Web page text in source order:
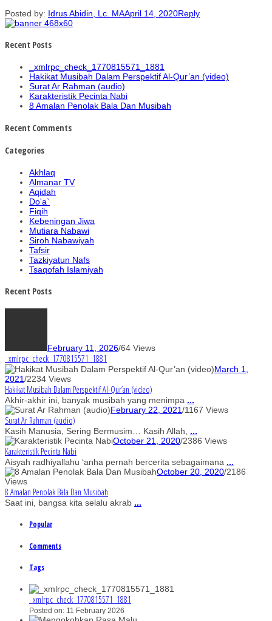
Posted by: Idrus Abidin, Lc. MAApril 14, 2020Reply
Recent Posts
_xmlrpc_check_1770815571_1881
Hakikat Musibah Dalam Perspektif Al-Qur’an (video)
Surat Ar Rahman (audio)
Karakteristik Pecinta Nabi
8 Amalan Penolak Bala Dan Musibah
Recent Comments
Categories
Akhlaq
Almanar TV
Aqidah
Do'a`
Fiqih
Kebeningan Jiwa
Mutiara Nabawi
Siroh Nabawiyah
Tafsir
Tazkiyatun Nafs
Tsaqofah Islamiyah
Recent Posts
February 11, 2026/64 Views
_xmlrpc_check_1770815571_1881
March 1,
2021/2234 Views
Hakikat Musibah Dalam Perspektif Al-Qur’an (video)
Akhir-akhir ini, banyak musibah yang menimpa ...
February 22, 2021/1167 Views
Surat Ar Rahman (audio)
Kasih Manusia, Sering Bermusim… Kasih Allah, ...
October 21, 2020/2386 Views
Karakteristik Pecinta Nabi
Aisyah radhiyallahu ‘anha pernah bercerita sebagaimana ...
October 20, 2020/2186
Views
8 Amalan Penolak Bala Dan Musibah
Saat ini, bangsa kita selalu akrab ...
Popular
Comments
Tags
_xmlrpc_check_1770815571_1881
Posted on: 11 February 2026